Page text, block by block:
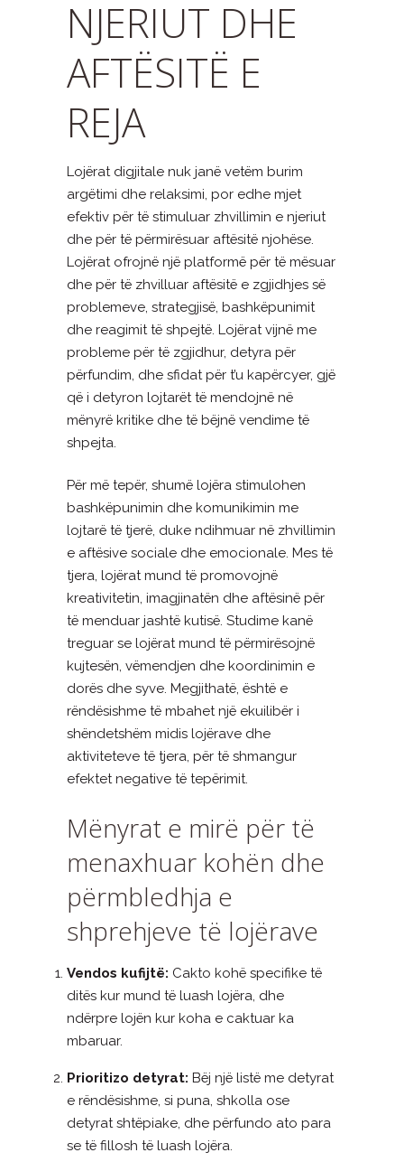
NJERIUT DHE
AFTËSITË E
REJA
Lojërat digjitale nuk janë vetëm burim
argëtimi dhe relaksimi, por edhe mjet
efektiv për të stimuluar zhvillimin e njeriut
dhe për të përmirësuar aftësitë njohëse.
Lojërat ofrojnë një platformë për të mësuar
dhe për të zhvilluar aftësitë e zgjidhjes së
problemeve, strategjisë, bashkëpunimit
dhe reagimit të shpejtë. Lojërat vijnë me
probleme për të zgjidhur, detyra për
përfundim, dhe sfidat për t’u kapërcyer, gjë
që i detyron lojtarët të mendojnë në
mënyrë kritike dhe të bëjnë vendime të
shpejta.
Për më tepër, shumë lojëra stimulohen
bashkëpunimin dhe komunikimin me
lojtarë të tjerë, duke ndihmuar në zhvillimin
e aftësive sociale dhe emocionale. Mes të
tjera, lojërat mund të promovojnë
kreativitetin, imagjinatën dhe aftësinë për
të menduar jashtë kutisë. Studime kanë
treguar se lojërat mund të përmirësojnë
kujtesën, vëmendjen dhe koordinimin e
dorës dhe syve. Megjithatë, është e
rëndësishme të mbahet një ekuilibër i
shëndetshëm midis lojërave dhe
aktiviteteve të tjera, për të shmangur
efektet negative të tepërimit.
Mënyrat e mirë për të
menaxhuar kohën dhe
përmbledhja e
shprehjeve të lojërave
Vendos kufijtë: Cakto kohë specifike të
ditës kur mund të luash lojëra, dhe
ndërpre lojën kur koha e caktuar ka
mbaruar.
Prioritizo detyrat: Bëj një listë me detyrat
e rëndësishme, si puna, shkolla ose
detyrat shtëpiake, dhe përfundo ato para
se të fillosh të luash lojëra.